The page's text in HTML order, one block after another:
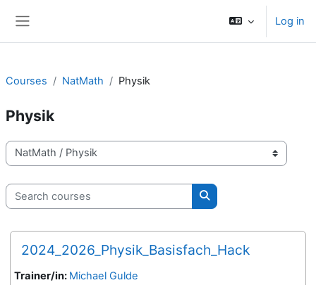
Log in
Courses NatMath Physik
Physik
Course categories
Search courses
Search courses
2024_2026_Physik_Basisfach_Hack
Trainer/in: Michael Gulde